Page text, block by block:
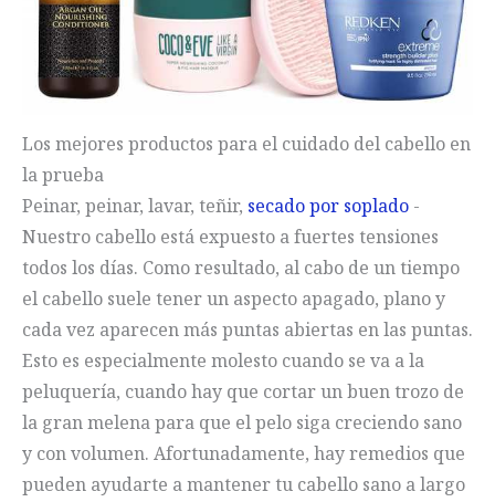
Los mejores productos para el cuidado del cabello en
la prueba
Peinar, peinar, lavar, teñir, secado por soplado -
Nuestro cabello está expuesto a fuertes tensiones
todos los días. Como resultado, al cabo de un tiempo
el cabello suele tener un aspecto apagado, plano y
cada vez aparecen más puntas abiertas en las puntas.
Esto es especialmente molesto cuando se va a la
peluquería, cuando hay que cortar un buen trozo de
la gran melena para que el pelo siga creciendo sano
y con volumen. Afortunadamente, hay remedios que
pueden ayudarte a mantener tu cabello sano a largo